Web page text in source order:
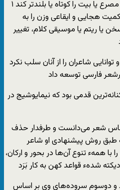
موسیقی حاکم بر شعر حکم کرد، مصرع یا بیت را کوتاه یا بلند‌تر کند ۱
هجایی و ایقاعی وزن را به
یا ریتم یا موسیقی کلام، تغییر
شاعران را از آنان سلب نکرد
قدمی بود که نیمایوشیج در
اساس شعر می‌دانست و طرفدار حذف
طبق روش پیشنهادی او شاعر
همهء تنوع آن‌ها در بحور و ارکان،
و دوسوم سروده‌های وی بر اساس‌‌‌